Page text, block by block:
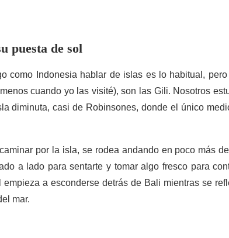
puesta de sol
como Indonesia hablar de islas es lo habitual,
cuando yo las visité), son las Gili. Nosotros
diminuta, casi de Robinsones, donde el único
por la isla, se rodea andando en poco más
a lado para sentarte y tomar algo fresco para
empieza a esconderse detrás de Bali mientras se
mar.